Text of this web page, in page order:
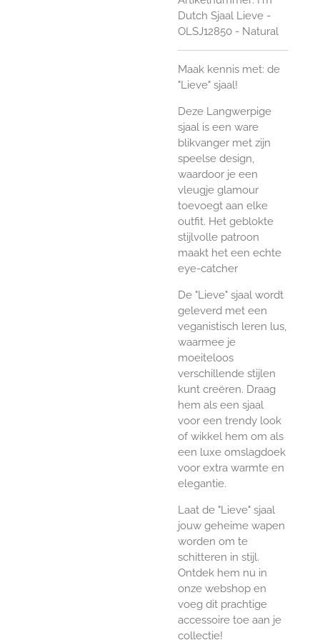
Dutch Sjaal Lieve -
OLSJ12850 - Natural
Maak kennis met: de
"Lieve" sjaal!
Deze Langwerpige
sjaal is een ware
blikvanger met zijn
speelse design,
waardoor je een
vleugje glamour
toevoegt aan elke
outfit. Het geblokte
stijlvolle patroon
maakt het een echte
eye-catcher
De "Lieve" sjaal wordt
geleverd met een
veganistisch leren lus,
waarmee je
moeiteloos
verschillende stijlen
kunt creëren. Draag
hem als een sjaal
voor een trendy look
of wikkel hem om als
een luxe omslagdoek
voor extra warmte en
elegantie.
Laat de "Lieve" sjaal
jouw geheime wapen
worden om te
schitteren in stijl.
Ontdek hem nu in
onze webshop en
voeg dit prachtige
accessoire toe aan je
collectie!